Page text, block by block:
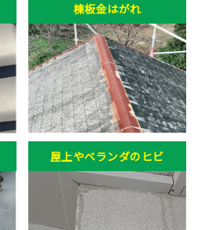
棟板金はがれ
屋上やベランダのヒビ